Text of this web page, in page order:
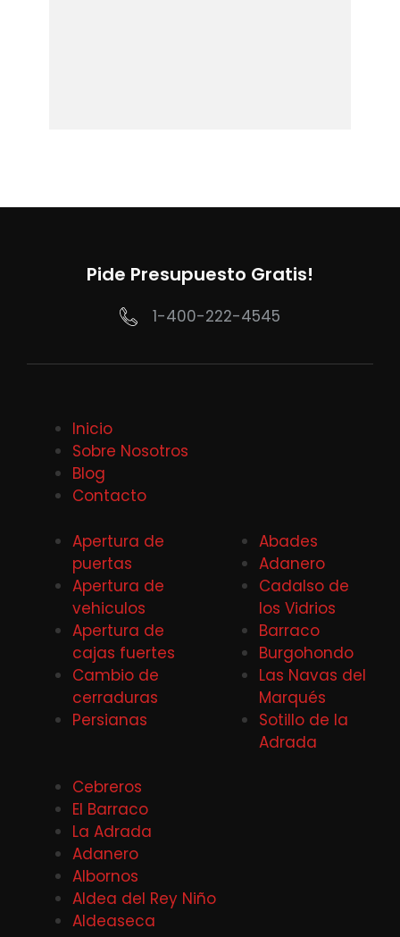
Pide Presupuesto Gratis!
1-400-222-4545
Inicio
Sobre Nosotros
Blog
Contacto
Apertura de
puertas
Apertura de
vehiculos
Apertura de
cajas fuertes
Cambio de
cerraduras
Persianas
Abades
Adanero
Cadalso de
los Vidrios
Barraco
Burgohondo
Las Navas del
Marqués
Sotillo de la
Adrada
Cebreros
El Barraco
La Adrada
Adanero
Albornos
Aldea del Rey Niño
Aldeaseca